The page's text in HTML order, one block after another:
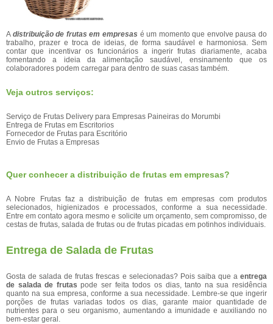
A distribuição de frutas em empresas é um momento que envolve pausa do
trabalho, prazer e troca de ideias, de forma saudável e harmoniosa. Sem
contar que incentivar os funcionários a ingerir frutas diariamente, acaba
fomentando a ideia da alimentação saudável, ensinamento que os
colaboradores podem carregar para dentro de suas casas também.
Veja outros serviços:
Serviço de Frutas Delivery para Empresas Paineiras do Morumbi
Entrega de Frutas em Escritorios
Fornecedor de Frutas para Escritório
Envio de Frutas a Empresas
Quer conhecer a distribuição de frutas em empresas?
A Nobre Frutas faz a distribuição de frutas em empresas com produtos
selecionados, higienizados e processados, conforme a sua necessidade.
Entre em contato agora mesmo e solicite um orçamento, sem compromisso, de
cestas de frutas, salada de frutas ou de frutas picadas em potinhos individuais.
Entrega de Salada de Frutas
Gosta de salada de frutas frescas e selecionadas? Pois saiba que a entrega
de salada de frutas pode ser feita todos os dias, tanto na sua residência
quanto na sua empresa, conforme a sua necessidade. Lembre-se que ingerir
porções de frutas variadas todos os dias, garante maior quantidade de
nutrientes para o seu organismo, aumentando a imunidade e auxiliando no
bem-estar geral.